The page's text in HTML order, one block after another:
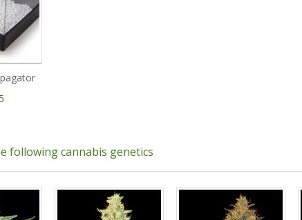
following cannabis genetics